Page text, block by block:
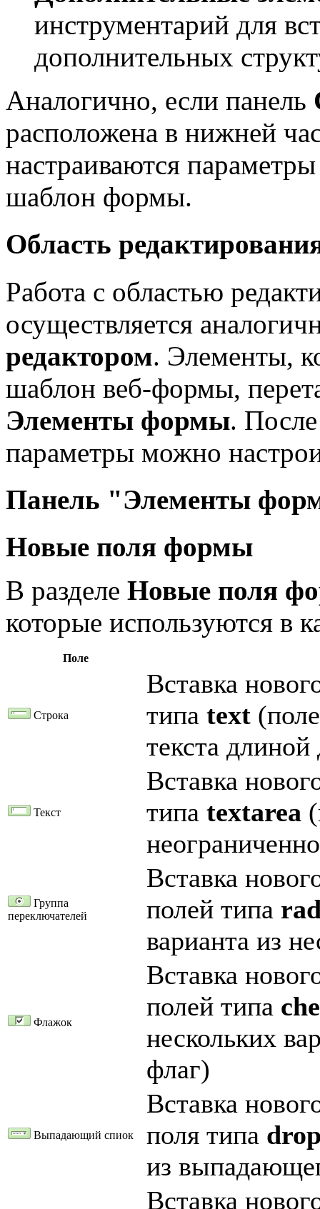
инструментарий для
дополнительных
Аналогично, если панель
расположена в нижней
настраиваются
шаблон формы.
Область
Работа с областью
осуществляется
редактором. Элементы,
шаблон веб-формы,
Элементы формы.
параметры можно
Панель "Элементы
Новые поля формы
В разделе Новые поля
которые используются в
Поле
Строка
Вставка
типа text
текста
Текст
Вставка
типа textarea
Группа
переключателей
Вставка
полей типа
варианта из
Флажок
Вставка
полей типа
нескольких
флаг)
Выпадающий спиок
Вставка
поля типа
из
Вставка